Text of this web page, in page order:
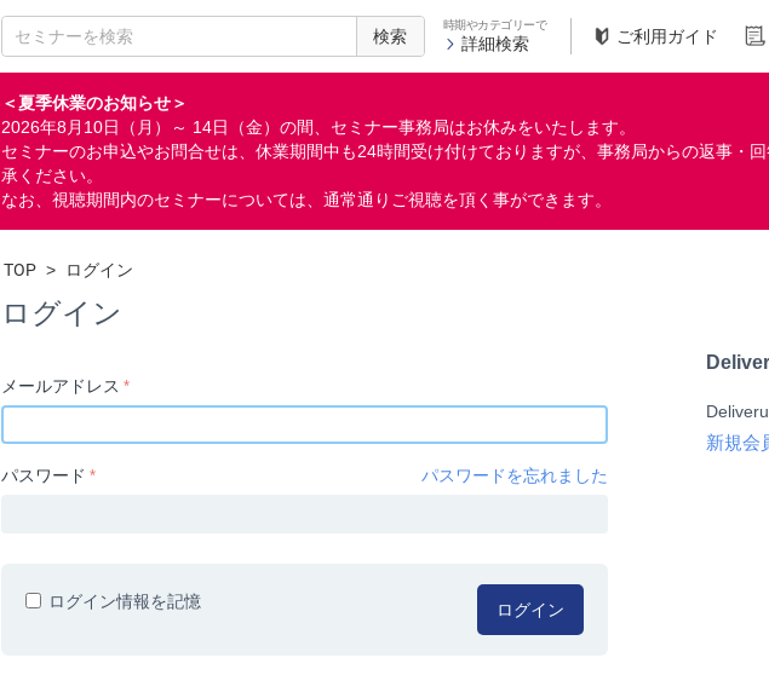
検索
時期やカテゴリーで
詳細検索 ご利用ガイド
＜夏季休業のお知らせ＞
2026年8月10日（月）～ 14日（金）の間、セミナー事務局はお休みをいたします。
セミナーのお申込やお問合せは、休業期間中も24時間受け付けておりますが、事務局からの返事・
承ください。
なお、視聴期間内のセミナーについては、通常通りご視聴を頂く事ができます。
TOP > ログイン
ログイン
メールアドレス
パスワード パスワードを忘れました
ログイン
ログイン情報を記憶
新規会